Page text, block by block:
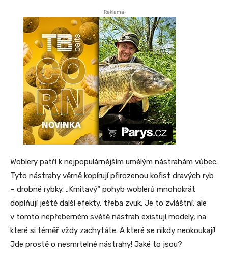
-Reklama-
Woblery patří k nejpopulárnějším umělým nástrahám vůbec.
Tyto nástrahy věrně kopírují přirozenou kořist dravých ryb
– drobné rybky. „Kmitavý“ pohyb woblerů mnohokrát
doplňují ještě další efekty, třeba zvuk. Je to zvláštní, ale
v tomto nepřeberném světě nástrah existují modely, na
které si téměř vždy zachytáte. A které se nikdy neokoukají!
Jde prostě o nesmrtelné nástrahy! Jaké to jsou?